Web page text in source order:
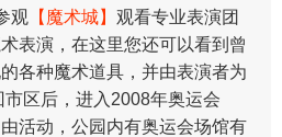
观 【魔术城】 观看专业表演团
表演，在这里您还可以看到曾
各种魔术道具，并由表演者为
区后，进入2008年奥运会
活动，公园内有奥运会场馆有